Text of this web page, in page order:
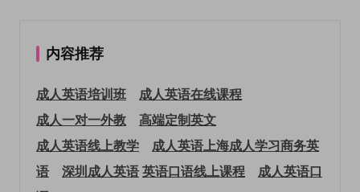
内容推荐
成人英语培训班
成人英语在线课程
成人一对一外教
高端定制英文
成人英语线上教学
成人英语上海成人学习商务英
语
深圳成人英语英语口语线上课程
成人英语口